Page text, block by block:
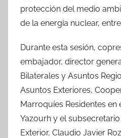
protección del medio
de la energía nuclear,
Durante esta sesión,
embajador, director
Bilaterales y Asuntos
Asuntos Exteriores,
Marroquíes Residentes en
Yazourh y el
Exterior, Claudio Javier